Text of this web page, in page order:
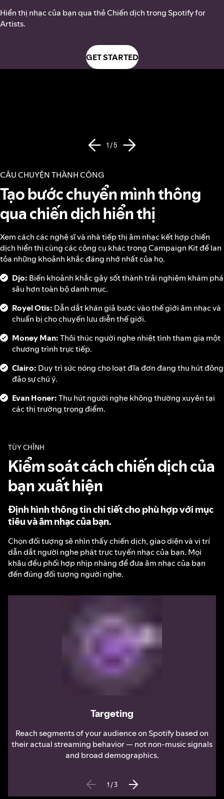
Hiển thị nhạc của bạn qua thẻ Chiến dịch trong Spotify for
Artists.
GET STARTED
1 / 5
CÂU CHUYỆN THÀNH CÔNG
Tạo bước chuyển mình thông
qua chiến dịch hiển thị
Xem cách các nghệ sĩ và nhà tiếp thị âm nhạc kết hợp chiến
dịch hiển thị cùng các công cụ khác trong Campaign Kit để lan
tỏa những khoảnh khắc đáng nhớ nhất của họ.
Djo: Biến khoảnh khắc gây sốt thành trải nghiệm khám phá
sâu hơn toàn bộ danh mục.
Royel Otis: Dẫn dắt khán giả bước vào thế giới âm nhạc và
chuẩn bị cho chuyến lưu diễn thế giới.
Money Man:Thôi thúc người nghe nhiệt tình tham gia một
chương trình trực tiếp.
Clairo: Duy trì sức nóng cho loạt đĩa đơn đang thu hút đông
đảo sự chú ý.
Evan Honer:Thu hút người nghe không thường xuyên tại
các thị trường trọng điểm.
TÙY CHỈNH
Kiểm soát cách chiến dịch của
bạn xuất hiện
Định hình thông tin chi tiết cho phù hợp với mục
tiêu và âm nhạc của bạn.
Chọn đối tượng sẽ nhìn thấy chiến dịch, giao diện và vị trí
dẫn dắt người nghe phát trực tuyến nhạc của bạn. Mọi
khâu đều phối hợp nhịp nhàng để đưa âm nhạc của bạn
đến đúng đối tượng người nghe.
Targeting
Reach segments of your audience on Spotify based on
their actual streaming behavior — not non-music signals
and broad demographics.
1 /3